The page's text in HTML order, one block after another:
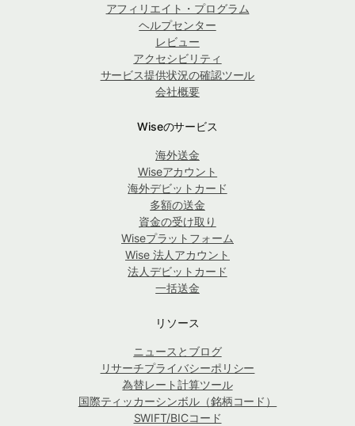
アフィリエイト・プログラム
ヘルプセンター
レビュー
アクセシビリティ
サービス提供状況の確認ツール
会社概要
Wiseのサービス
海外送金
Wiseアカウント
海外デビットカード
多額の送金
資金の受け取り
Wiseプラットフォーム
Wise 法人アカウント
法人デビットカード
一括送金
リソース
ニュースとブログ
リサーチプライバシーポリシー
為替レート計算ツール
国際ティッカーシンボル（銘柄コード）
SWIFT/BICコード